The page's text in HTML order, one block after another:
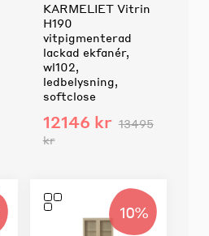
KARMELIET Vitrin
H190
vitpigmenterad
lackad ekfanér,
wl102,
ledbelysning,
softclose
12146 kr 13495
kr
10%